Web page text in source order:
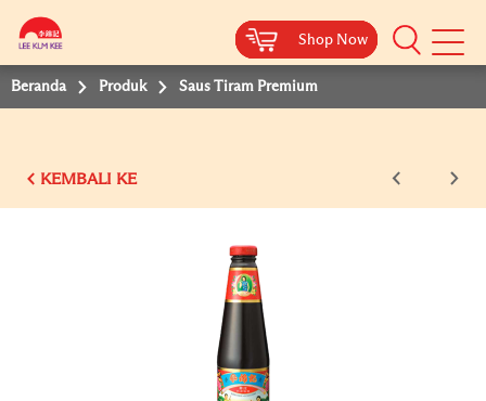
Shop Now
Shop Now
Shop Now
Shop Now
Shop Now
Beranda Produk Saus Tiram Premium
KEMBALI KE